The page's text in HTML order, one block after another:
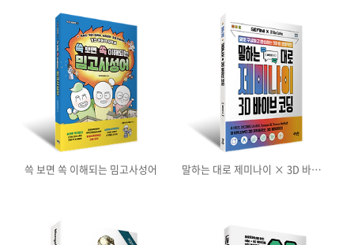
쓱 보면 쏙 이해되는 밈고사성어 말하는 대로 제미나이 × 3D 바이브